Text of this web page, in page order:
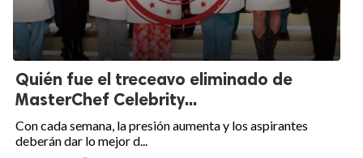
Quién fue el treceavo eliminado de
MasterChef Celebrity...
Con cada semana, la presión aumenta y los aspirantes
deberán dar lo mejor d...